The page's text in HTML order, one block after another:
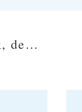
de…